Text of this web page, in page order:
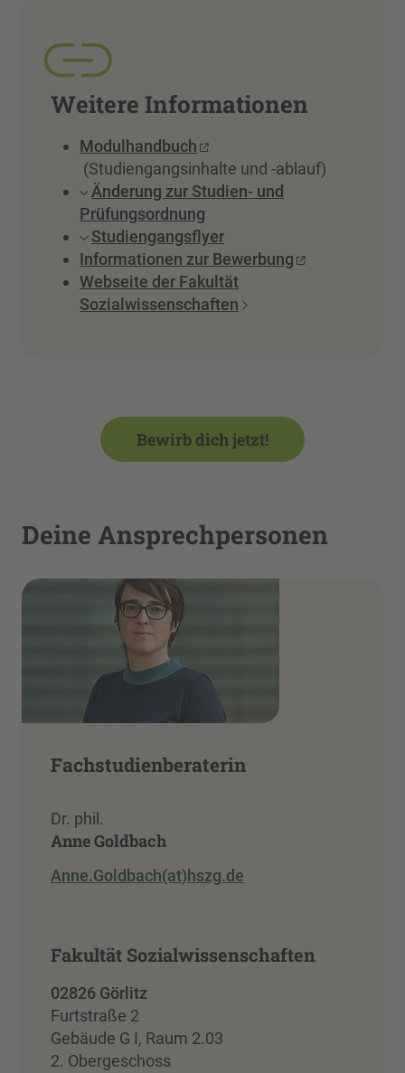
Weitere Informationen
Modulhandbuch
(Studiengangsinhalte und -ablauf)
Änderung zur Studien- und
Prüfungsordnung
Studiengangsflyer
Informationen zur Bewerbung
Webseite der Fakultät
Sozialwissenschaften
Bewirb dich jetzt!
Deine Ansprechpersonen
Fachstudienberaterin
Dr. phil.
Anne Goldbach
Anne.Goldbach(at)hszg.de
Fakultät Sozialwissenschaften
02826 Görlitz
Furtstraße 2
Gebäude G I, Raum 2.03
2. Obergeschoss